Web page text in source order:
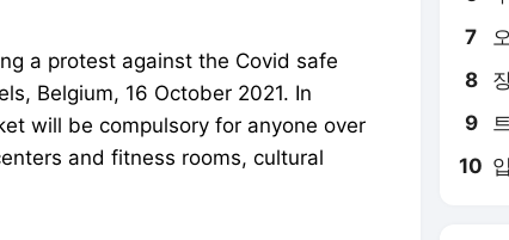
a protest against the Covid safe
Belgium, 16 October 2021. In
will be compulsory for anyone over
and fitness rooms, cultural
7
8
9
10